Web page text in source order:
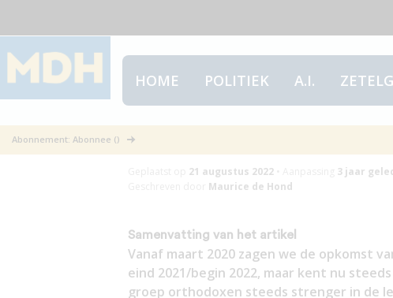
HOME POLITIEK A.I.
Abonnement: Abonnee () Opkomst van een
21 augustus 2022• 3 jaar
Maurice de Hond
Samenvatting van het artikel
Vanaf maart 2020 zagen we de opkomst
eind 2021/begin 2022, maar kent nu
groep orthodoxen steeds strenger in de